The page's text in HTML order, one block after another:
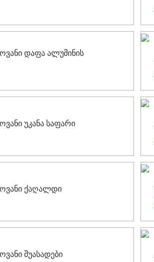
დაფა ალუმინის
უკანა საფარი
ქაღალდი
შუასადები